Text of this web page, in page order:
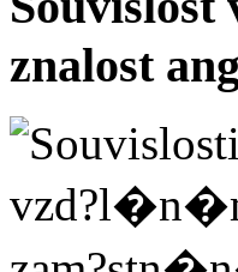
znalost